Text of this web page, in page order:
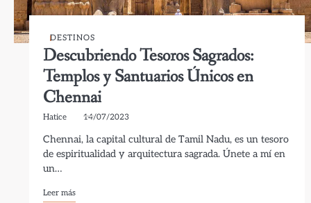
DESTINOS
Descubriendo Tesoros Sagrados:
Templos y Santuarios Únicos en
Chennai
Hatice 14/07/2023
Chennai, la capital cultural de Tamil Nadu, es un tesoro
de espiritualidad y arquitectura sagrada. Únete a mí en
un…
Leer más